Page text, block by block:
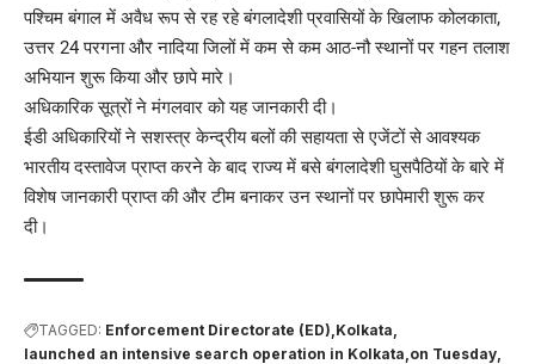
पश्चिम बंगाल में अवैध रूप से रह रहे बंगलादेशी प्रवासियों के खिलाफ कोलकाता,
उत्तर 24 परगना और नादिया जिलों में कम से कम आठ-नौ स्थानों पर गहन तलाश
अभियान शुरू किया और छापे मारे।
अधिकारिक सूत्रों ने मंगलवार को यह जानकारी दी।
ईडी अधिकारियों ने सशस्त्र केन्द्रीय बलों की सहायता से एजेंटों से आवश्यक
भारतीय दस्तावेज प्राप्त करने के बाद राज्य में बसे बंगलादेशी घुसपैठियों के बारे में
विशेष जानकारी प्राप्त की और टीम बनाकर उन स्थानों पर छापेमारी शुरू कर
दी।
TAGGED: Enforcement Directorate (ED) Kolkata
launched an intensive search operation in Kolkata on Tuesday